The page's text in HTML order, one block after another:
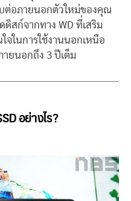
ต่อภายนอกตัวใหม่ของคุณ
ดิสก์จากทาง WD ที่เสริม
จในการใช้งานนอกเหนือ
ยนอกถึง 3 ปีเต็ม
อย่างไร?